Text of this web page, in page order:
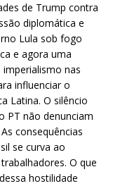
de Trump contra
diplomática e
Lula sob fogo
e agora uma
nas
influenciar o
Latina. O silêncio
PT não denunciam
consequências
se curva ao
O que
hostilidade